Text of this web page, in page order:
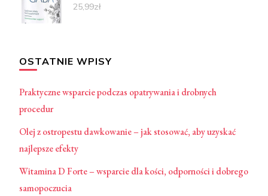
25,99zł
OSTATNIE WPISY
Praktyczne wsparcie podczas opatrywania i drobnych
procedur
Olej z ostropestu dawkowanie – jak stosować, aby uzyskać
najlepsze efekty
Witamina D Forte – wsparcie dla kości, odporności i dobrego
samopoczucia